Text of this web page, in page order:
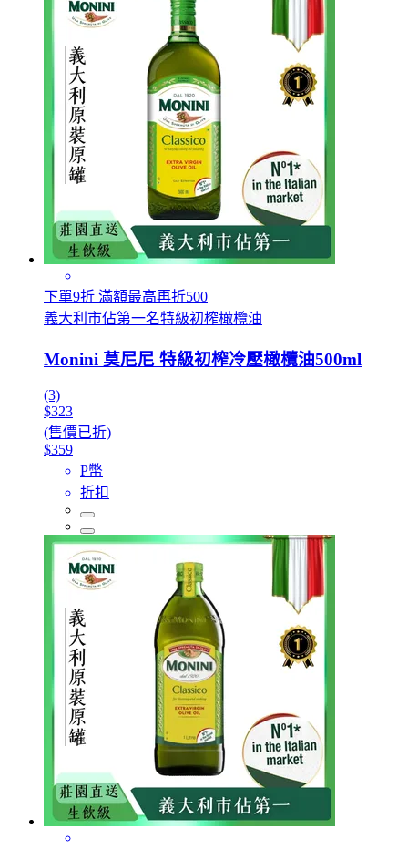
下單9折 滿額最高再折500
義大利市佔第一名特級初榨橄欖油
Monini 莫尼尼 特級初榨冷壓橄欖油500ml
(3)
$323
(售價已折)
$359
P幣
折扣